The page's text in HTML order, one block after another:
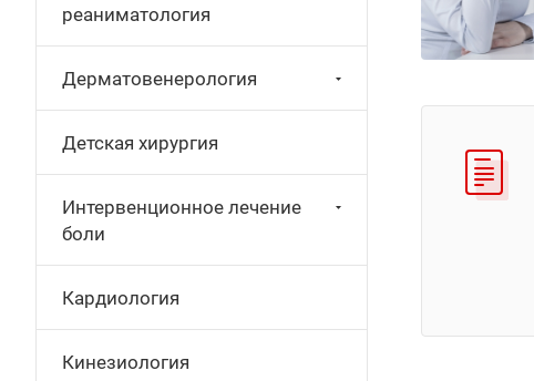
реаниматология
Дерматовенерология
Детская хирургия
Интервенционное лечение
боли
Кардиология
Кинезиология